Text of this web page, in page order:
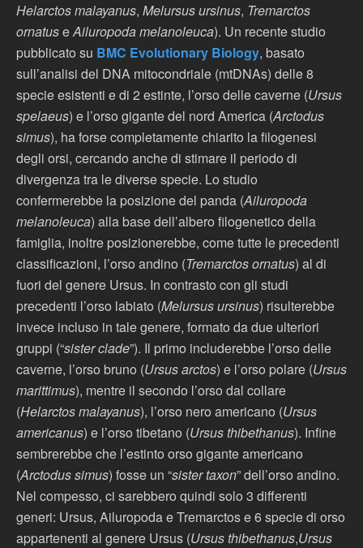
Helarctos malayanus, Melursus ursinus, Tremarctos
ornatuseAiluropoda melanoleuca). Un recente studio
pubblicato su BMC Evolutionary Biology, basato
sull’analisi del DNA mitocondriale (mtDNAs) delle 8
specie esistenti e di 2 estinte, l’orso delle caverne (Ursus
spelaeus) e l’orso gigante del nord America (Arctodus
simus), ha forse completamente chiarito la filogenesi
degli orsi, cercando anche di stimare il periodo di
divergenza tra le diverse specie. Lo studio
confermerebbe la posizione del panda (Ailuropoda
melanoleuca) alla base dell’albero filogenetico della
famiglia, inoltre posizionerebbe, come tutte le precedenti
classificazioni, l’orso andino (Tremarctos ornatus) al di
fuori del genere Ursus. In contrasto con gli studi
precedenti l’orso labiato (Melursus ursinus) risulterebbe
invece incluso in tale genere, formato da due ulteriori
gruppi (“sister clade”). Il primo includerebbe l’orso delle
caverne, l’orso bruno (Ursus arctos) e l’orso polare (Ursus
marittimus), mentre il secondo l’orso dal collare
(Helarctos malayanus), l’orso nero americano (Ursus
americanus) e l’orso tibetano (Ursus thibethanus). Infine
sembrerebbe che l’estinto orso gigante americano
(Arctodus simus) fosse un “sister taxon” dell’orso andino.
Nel compesso, ci sarebbero quindi solo 3 differenti
generi: Ursus, Ailuropoda e Tremarctos e 6 specie di orso
appartenenti al genere Ursus (Ursus thibethanus,Ursus